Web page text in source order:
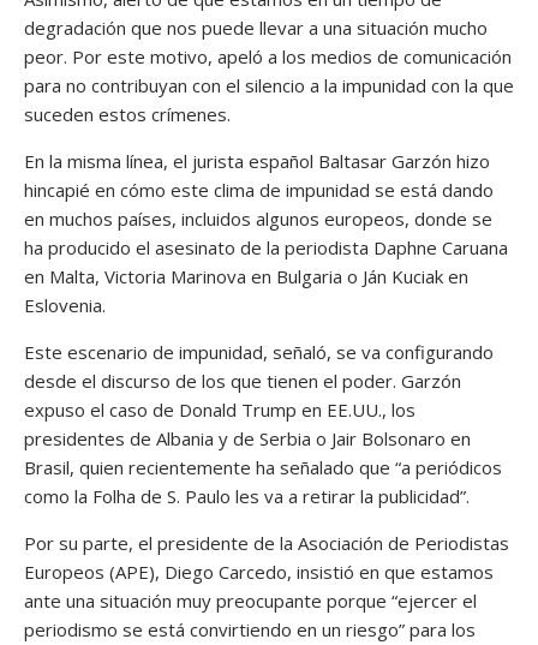
degradación que nos puede llevar a una situación mucho
peor. Por este motivo, apeló a los medios de comunicación
para no contribuyan con el silencio a la impunidad con la que
suceden estos crímenes.
En la misma línea, el jurista español Baltasar Garzón hizo
hincapié en cómo este clima de impunidad se está dando
en muchos países, incluidos algunos europeos, donde se
ha producido el asesinato de la periodista Daphne Caruana
en Malta, Victoria Marinova en Bulgaria o Ján Kuciak en
Eslovenia.
Este escenario de impunidad, señaló, se va configurando
desde el discurso de los que tienen el poder. Garzón
expuso el caso de Donald Trump en EE.UU., los
presidentes de Albania y de Serbia o Jair Bolsonaro en
Brasil, quien recientemente ha señalado que “a periódicos
como la Folha de S. Paulo les va a retirar la publicidad”.
Por su parte, el presidente de la Asociación de Periodistas
Europeos (APE), Diego Carcedo, insistió en que estamos
ante una situación muy preocupante porque “ejercer el
periodismo se está convirtiendo en un riesgo” para los